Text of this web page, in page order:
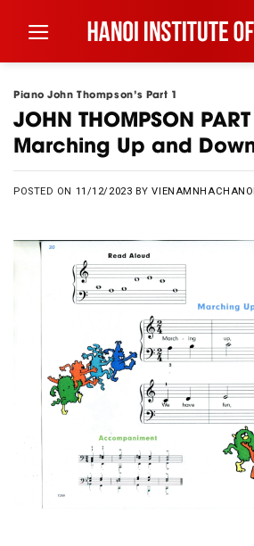
Piano John Thompson's Part 1
JOHN THOMPSON
Marching Up and
POSTED ON 11/12/2023 BY